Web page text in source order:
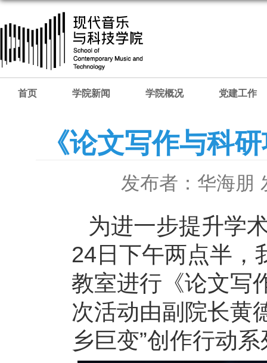
首页 学院新闻 学院概况 党建工作
《论文写作与科
发布者：华海朋
为进一步提升学
24日下午两点半，
教室进行《论文写
次活动由副院长黄
乡巨变”创作行动